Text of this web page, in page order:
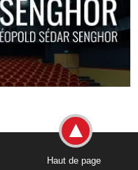
Haut de page